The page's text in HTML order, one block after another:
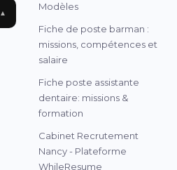
▲
Modèles
Fiche de poste barman :
missions, compétences et
salaire
Fiche poste assistante
dentaire: missions &
formation
Cabinet Recrutement
Nancy - Plateforme
WhileResume